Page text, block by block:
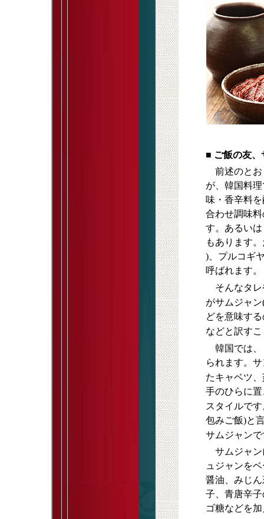
■ ご飯の友、
前述のとお
が、韓国料
味・香辛料
合わせ調味
す。あるいは
もあります
)、プルコギ
呼ばれます。
そんなタレ
がサムジャン
どを意味す
などと訳す
韓国では、
られます。
たキャベツ
手のひらに
スタイルで
包みご飯)と
サムジャンで
サムジャン
ュジャンを
醤油、みじ
子、青唐辛
ゴ糖などを